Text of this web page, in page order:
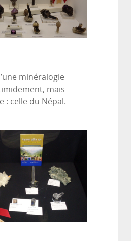
minéralogie
mais
: celle du Népal.